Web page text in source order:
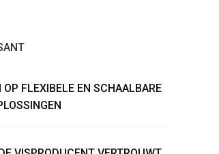
FLEXIBELE EN SCHAALBARE